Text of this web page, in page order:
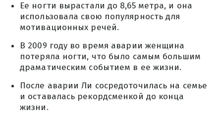
Ее ногти вырастали до 8,65 метра, и она
использовала свою популярность для
мотивационных речей.
В 2009 году во время аварии женщина
потеряла ногти, что было самым большим
драматическим событием в ее жизни.
После аварии Ли сосредоточилась на семье
и оставалась рекордсменкой до конца
жизни.